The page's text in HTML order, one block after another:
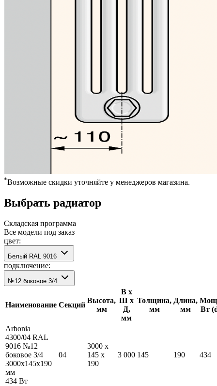
*Возможные скидки уточняйте у менеджеров магазина.
Выбрать радиатор
Складская программа
Все модели под заказ
цвет:
Белый RAL 9016
подключение:
№12 боковое 3/4
Наименование Секций
Высота,
мм
В х
Ш х
Д,
мм
Толщина,
мм
Длина,
мм
Вт
Arbonia
4300/04 RAL
9016 №12
боковое 3/4
3000x145x190
мм
434 Вт
04
3000 x
145 x
190
3 000 145 190 434